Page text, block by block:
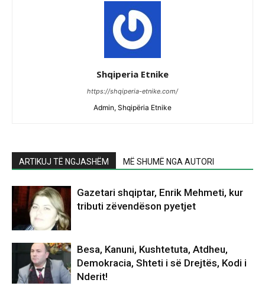
Shqiperia Etnike
https://shqiperia-etnike.com/
Admin, Shqipëria Etnike
ARTIKUJ TË NGJASHËM MË SHUMË NGA AUTORI
Gazetari shqiptar, Enrik Mehmeti, kur
tributi zëvendëson pyetjet
Besa, Kanuni, Kushtetuta, Atdheu,
Demokracia, Shteti i së Drejtës, Kodi i
Nderit!